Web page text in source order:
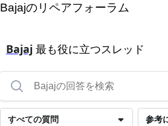
Bajajのリペアフォーラム
Bajaj 最も役に立つスレッド
参考
すべての質問